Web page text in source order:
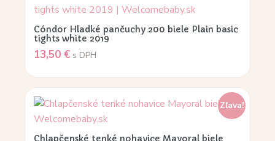
Cóndor Hladké pančuchy 200 biele Plain basic
tights white 2019
13,50 € s DPH
Zľava!
Chlapčenské tenké nohavice Mayoral biele